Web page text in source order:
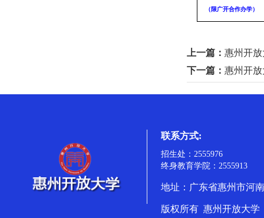
（限广开合作办学）
上一篇：惠州开
下一篇：惠州开
联系方式:
招生处：2555976
终身教育学院：2555913
地址：广东省惠州市河
版权所有 惠州开放大学